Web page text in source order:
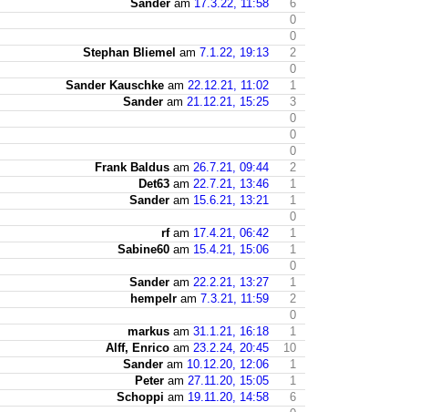
Sander am 17.3.22, 11:58
6
0
0
Stephan Bliemel am 7.1.22, 19:13
2
0
Sander Kauschke am 22.12.21, 11:02
1
Sander am 21.12.21, 15:25
3
0
0
0
Frank Baldus am 26.7.21, 09:44
2
Det63 am 22.7.21, 13:46
1
Sander am 15.6.21, 13:21
1
0
rfam 17.4.21, 06:42
1
Sabine60 am 15.4.21, 15:06
1
0
Sander am 22.2.21, 13:27
1
hempelr am 7.3.21, 11:59
2
0
markus am 31.1.21, 16:18
1
Alff, Enrico am 23.2.24, 20:45
10
Sander am 10.12.20, 12:06
1
Peter am 27.11.20, 15:05
1
Schoppi am 19.11.20, 14:58
6